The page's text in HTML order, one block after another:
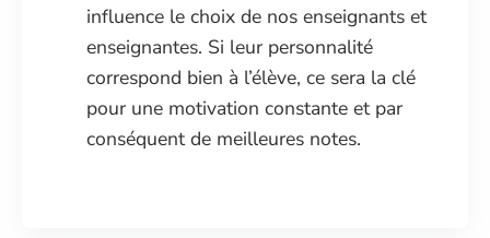
influence le choix de nos enseignants et
enseignantes. Si leur personnalité
correspond bien à l’élève, ce sera la clé
pour une motivation constante et par
conséquent de meilleures notes.